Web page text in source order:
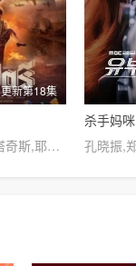
更新第18集
纳瓦希·普潘塔奇斯,耶娜·萨拉斯,塔拉·提帕,威拉卡尼·坎瓦塔纳固,莎兰娅·君帕缇,普莉玛·邦查伦,维拉甘·瓦塔纳坤,Wiranakarn,Wattanakun
杀手妈咪